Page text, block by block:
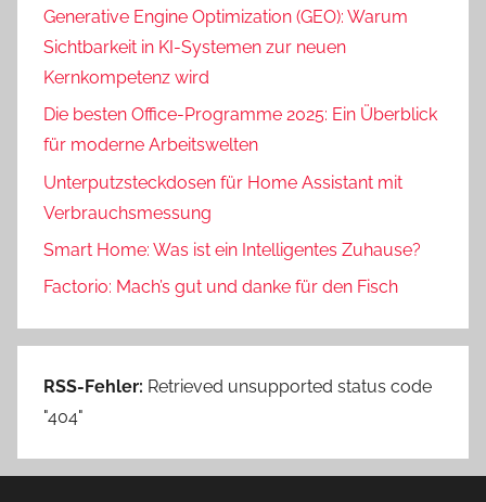
Generative Engine Optimization (GEO): Warum
Sichtbarkeit in KI-Systemen zur neuen
Kernkompetenz wird
Die besten Office-Programme 2025: Ein Überblick
für moderne Arbeitswelten
Unterputzsteckdosen für Home Assistant mit
Verbrauchsmessung
Smart Home: Was ist ein Intelligentes Zuhause?
Factorio: Mach’s gut und danke für den Fisch
RSS-Fehler: Retrieved unsupported status code
"404"